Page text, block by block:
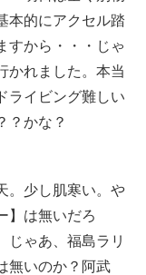
本的にアクセル踏
すから・・・じゃ
かれました。本当
ライビング難しい
？かな？
。少し肌寒い。や
】は無いだろ
じゃあ、福島ラリ
無いのか？阿武